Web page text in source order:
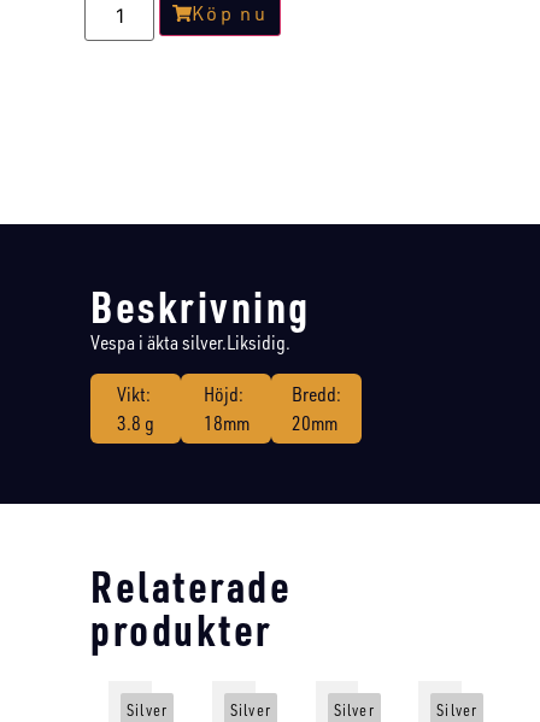
Köp nu
Beskrivning
Vespa i äkta silver.Liksidig.
Vikt:
3.8 g
Höjd:
18mm
Bredd:
20mm
Relaterade
produkter
Silver Silver Silver Silver